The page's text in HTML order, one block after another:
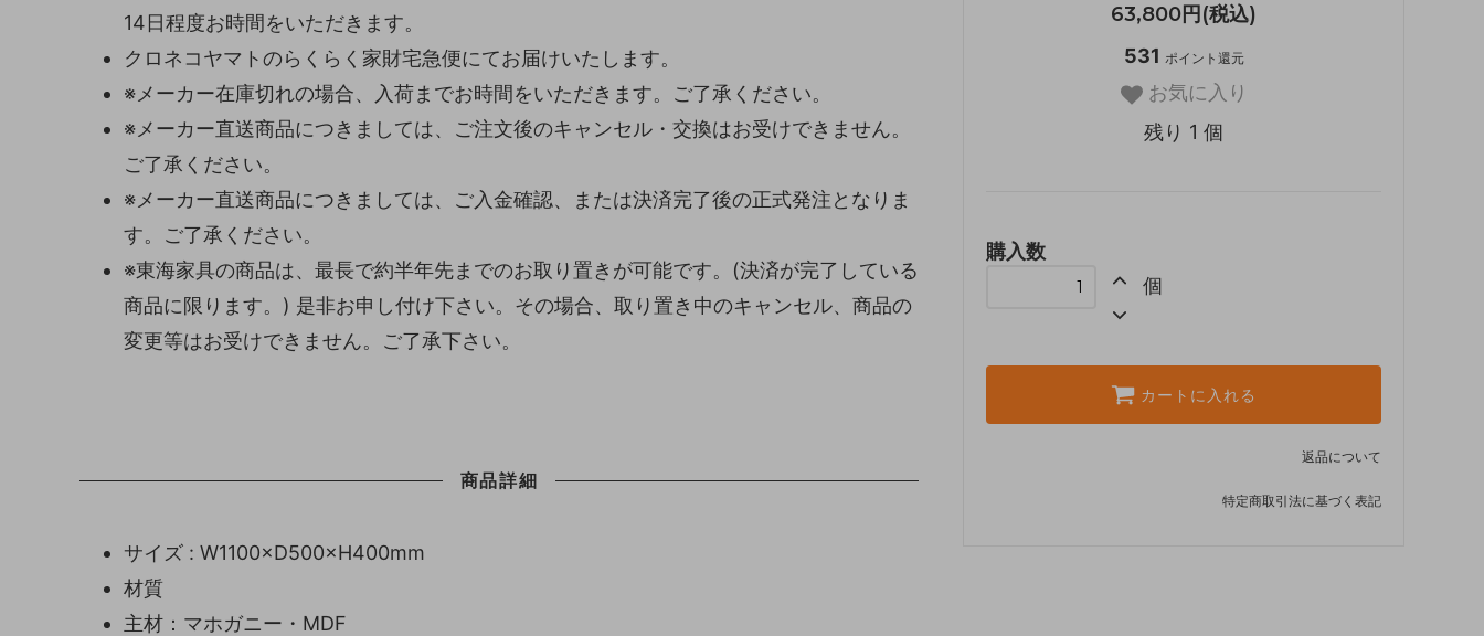
63,800円(税込)
531 ポイント還元
お気に入り
残り 1 個
購入数
個
カートに入れる
返品について
特定商取引法に基づく表記
14日程度お時間をいただきます。
クロネコヤマトのらくらく家財宅急便にてお届けいたします。
※メーカー在庫切れの場合、入荷までお時間をいただきます。ご了承ください。
※メーカー直送商品につきましては、ご注文後のキャンセル・交換はお受けできません。
ご了承ください。
※メーカー直送商品につきましては、ご入金確認、または決済完了後の正式発注となりま
す。ご了承ください。
※東海家具の商品は、最長で約半年先までのお取り置きが可能です。(決済が完了している
商品に限ります。) 是非お申し付け下さい。その場合、取り置き中のキャンセル、商品の
変更等はお受けできません。ご了承下さい。
商品詳細
サイズ : W1100×D500×H400mm
材質
主材：マホガニー・MDF